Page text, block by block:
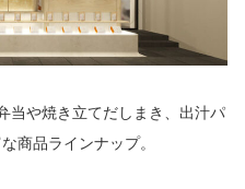
当や焼き立てだしまき、出汁パ
商品ラインナップ。